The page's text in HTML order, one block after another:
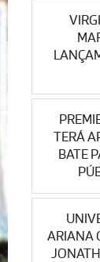
TERÁ
BATE
ARIANA